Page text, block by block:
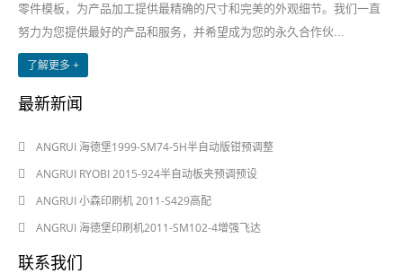
零件模板，为产品加工提供最精确的尺寸和完美的外观细节。我们一直
努力为您提供最好的产品和服务，并希望成为您的永久合作伙...
了解更多 +
最新新闻
ANGRUI 海德堡1999-SM74-5H半自动版钳预调整
ANGRUI RYOBI 2015-924半自动板夹预调预设
ANGRUI 小森印刷机 2011-S429高配
ANGRUI 海德堡印刷机2011-SM102-4增强飞达
联系我们